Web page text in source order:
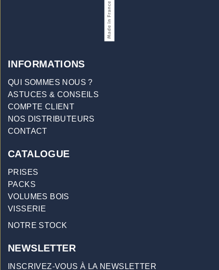
INFORMATIONS
QUI SOMMES NOUS ?
ASTUCES & CONSEILS
COMPTE CLIENT
NOS DISTRIBUTEURS
CONTACT
CATALOGUE
PRISES
PACKS
VOLUMES BOIS
VISSERIE
NOTRE STOCK
NEWSLETTER
INSCRIVEZ-VOUS À LA NEWSLETTER